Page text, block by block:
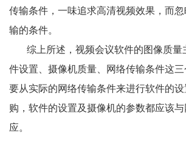
传输条件，一味追求高清视频效果，而
输的条件。
综上所述，视频会议软件的图像质量
件设置、摄像机质量、网络传输条件这
要从实际的网络传输条件来进行软件的
购，软件的设置及摄像机的参数都应该
应。